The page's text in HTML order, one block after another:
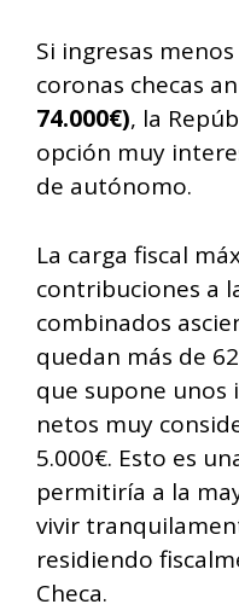
Si ingresas
coronas checas
74.000€), la
opción muy
de autónomo.
La carga fiscal
contribuciones a
combinados
quedan más de
que supone unos
netos muy
5.000€. Esto es
permitiría a la
vivir
residiendo
Checa.